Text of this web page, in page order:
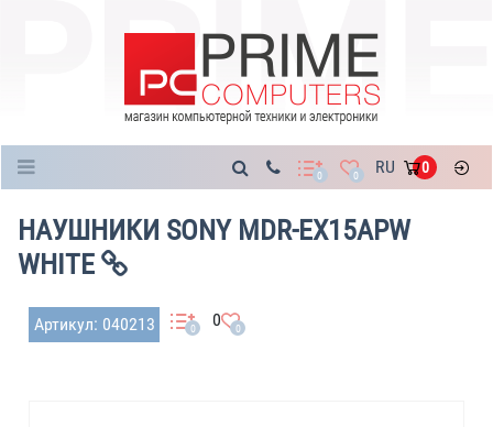
0 0 RU 0
НАУШНИКИ SONY MDR-EX15APW
WHITE
Артикул: 040213 0 0 0